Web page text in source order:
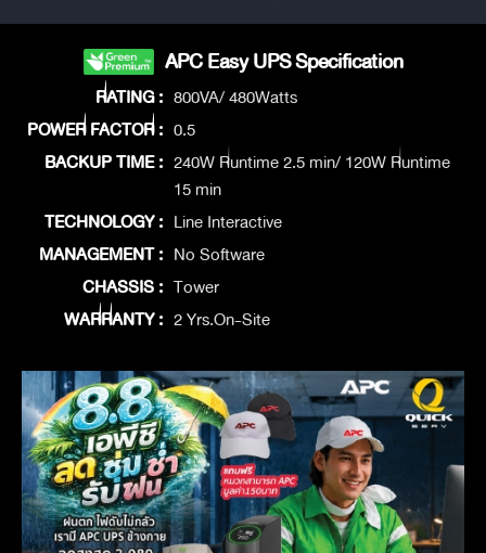
APC Easy UPS Specification
RATING : 800VA/ 480Watts
POWER FACTOR : 0.5
BACKUP TIME : 240W Runtime 2.5 min/ 120W Runtime
15 min
TECHNOLOGY : Line Interactive
MANAGEMENT : No Software
CHASSIS : Tower
WARRANTY : 2 Yrs.On-Site